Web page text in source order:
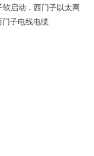
启动，西门子以太网
门子电线电缆